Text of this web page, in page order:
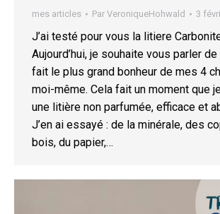
mes articles Par VeroniqueHohwald 3
J’ai testé pour vous la litiere
Aujourd’hui, je souhaite vous parler
fait le plus grand bonheur de mes 4
moi-même. Cela fait un moment que
une litière non parfumée, efficace et
J’en ai essayé : de la minérale, des
bois, du papier,…